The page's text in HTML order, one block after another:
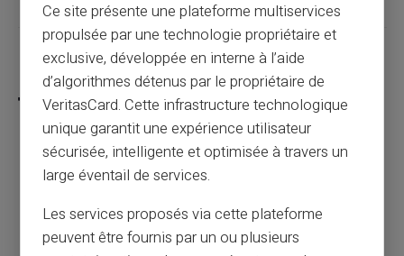
Partager cet article
Ma carte de paiement s’est arrêtée de
Article précédent
Ce site présente une plateforme multiservices
propulsée par une technologie propriétaire et
exclusive, développée en interne à l’aide
d’algorithmes détenus par le propriétaire de
VeritasCard. Cette infrastructure technologique
unique garantit une expérience utilisateur
sécurisée, intelligente et optimisée à travers un
large éventail de services.
Les services proposés via cette plateforme
peuvent être fournis par un ou plusieurs